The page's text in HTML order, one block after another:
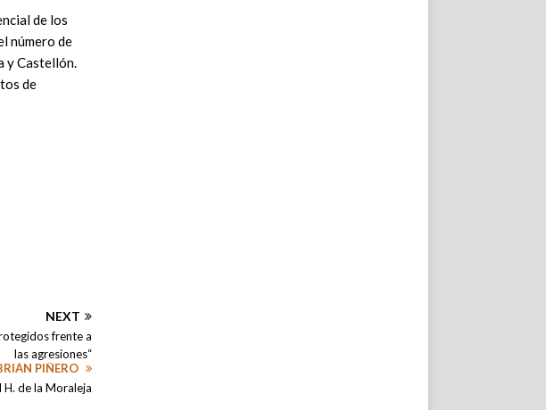
de los
número de
y Castellón.
de
NEXT
frente a
las agresiones“
PIÑERO
H. de la Moraleja